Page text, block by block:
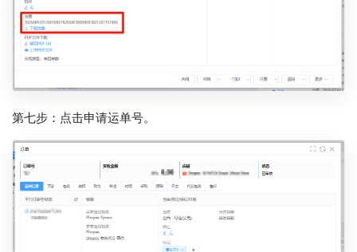
第七步：点击申请运单号。